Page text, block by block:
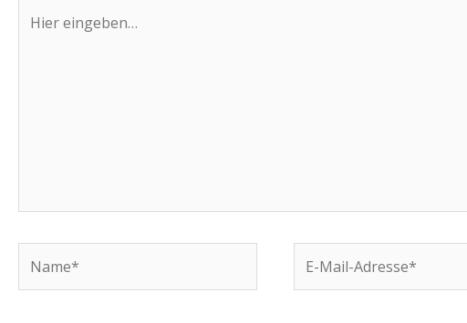
eingeben…
Mail-